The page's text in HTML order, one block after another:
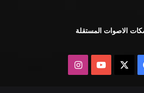
الاصوات المستقلة
فيسبوك يوتيوبانستقرام